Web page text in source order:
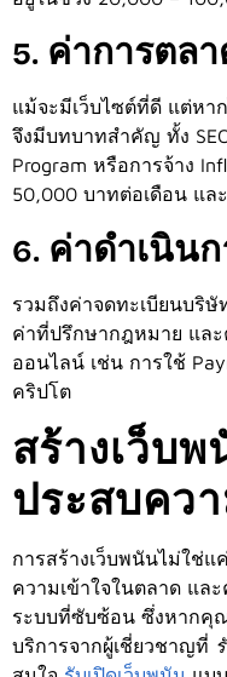
5. ค่าการตล
แม้จะมีเว็บไซต์ที่ดี แต่หา
จึงมีบทบาทสำคัญ ทั้ง
Program หรือการจ้าง
50,000 บาทต่อเดือน แ
6. ค่าดำเนิน
รวมถึงค่าจดทะเบียนบริ
ค่าที่ปรึกษากฎหมาย และ
ออนไลน์ เช่น การใช้
คริปโต
สร้างเว็บ
ประสบคว
การสร้างเว็บพนันไม่ใช่แ
ความเข้าใจในตลาด แล
ระบบที่ซับซ้อน ซึ่งหากคุ
บริการจากผู้เชี่ยวชาญที่